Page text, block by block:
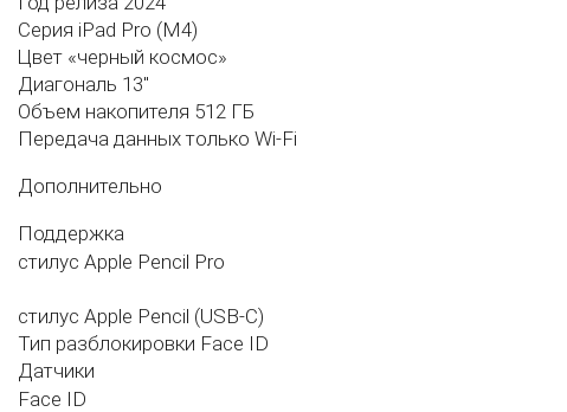
Серия iPad Pro (M4)
Цвет «черный космос»
Диагональ 13"
Объем накопителя 512 ГБ
Передача данныхтолько Wi-Fi
Дополнительно
Поддержка
стилус Apple Pencil Pro
стилус Apple Pencil (USB‑C)
Тип разблокировки Face ID
Датчики
Face ID